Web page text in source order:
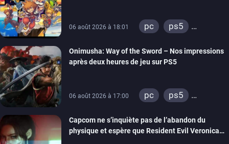
06 août 2026 à 18:01 pc
ps5
switch 2
Onimusha: Way of the Sword – Nos impressions
après deux heures de jeu sur PS5
06 août 2026 à 17:00 pc
ps5
switch 2
Capcom ne s’inquiète pas de l’abandon du
physique et espère que Resident Evil Veronica